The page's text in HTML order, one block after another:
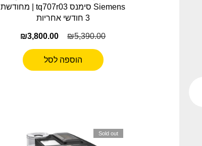
Siemens סימנס tq707r03 | מחודשת
3 חודשי אחריות
₪5,390.00
₪3,800.00
הוספה לסל
Sold out